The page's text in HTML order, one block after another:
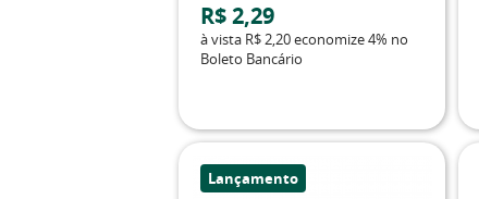
R$ 2,29
à vista R$ 2,20economize4% no
Boleto Bancário
Lançamento